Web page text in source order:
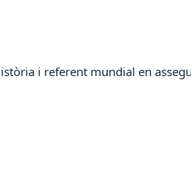
i referent mundial en